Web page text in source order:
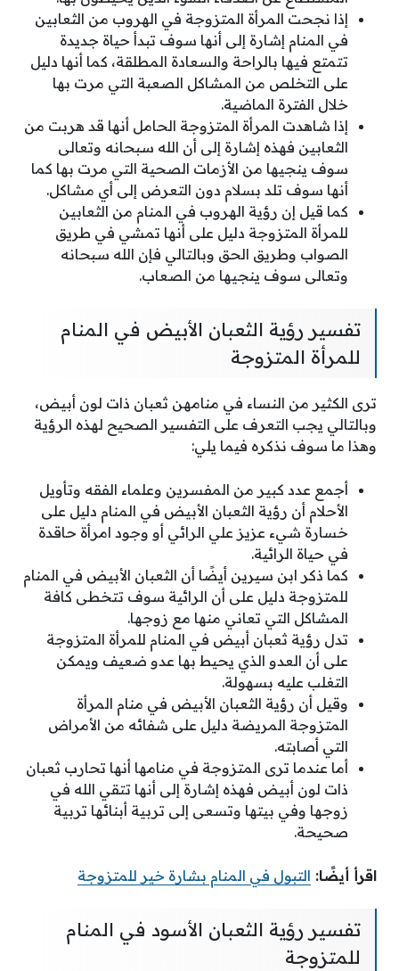
إذا نجحت المرأة المتزوجة في الهروب من الثعابين
في المنام إشارة إلى أنها سوف تبدأ حياة جديدة
تتمتع فيها بالراحة والسعادة المطلقة، كما أنها دليل
على التخلص من المشاكل الصعبة التي مرت بها
خلال الفترة الماضية.
إذا شاهدت المرأة المتزوجة الحامل أنها قد هربت من
الثعابين فهذه إشارة إلى أن الله سبحانه وتعالى
سوف ينجيها من الأزمات الصحية التي مرت بها كما
أنها سوف تلد بسلام دون التعرض إلى أي مشاكل.
كما قيل إن رؤية الهروب في المنام من الثعابين
للمرأة المتزوجة دليل على أنها تمشي في طريق
الصواب وطريق الحق وبالتالي فإن الله سبحانه
وتعالى سوف ينجيها من الصعاب.
تفسير رؤية الثعبان الأبيض في المنام
للمرأة المتزوجة
ترى الكثير من النساء في منامهن ثعبان ذات لون أبيض،
وبالتالي يجب التعرف على التفسير الصحيح لهذه الرؤية
وهذا ما سوف نذكره فيما يلي:
أجمع عدد كبير من المفسرين وعلماء الفقه وتأويل
الأحلام أن رؤية الثعبان الأبيض في المنام دليل على
خسارة شيء عزيز علي الرائي أو وجود امرأة حاقدة
في حياة الرائية.
كما ذكر ابن سيرين أيضًا أن الثعبان الأبيض في المنام
للمتزوجة دليل على أن الرائية سوف تتخطى كافة
المشاكل التي تعاني منها مع زوجها.
تدل رؤية ثعبان أبيض في المنام للمرأة المتزوجة
على أن العدو الذي يحيط بها عدو ضعيف ويمكن
التغلب عليه بسهولة.
وقيل أن رؤية الثعبان الأبيض في منام المرأة
المتزوجة المريضة دليل على شفائه من الأمراض
التي أصابته.
أما عندما ترى المتزوجة في منامها أنها تحارب ثعبان
ذات لون أبيض فهذه إشارة إلى أنها تتقي الله في
زوجها وفي بيتها وتسعى إلى تربية أبنائها تربية
صحيحة.
اقرأ أيضًا: التبول في المنام بشارة خير للمتزوجة
تفسير رؤية الثعبان الأسود في المنام
للمتزوجة